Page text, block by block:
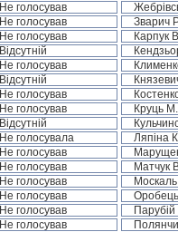
Не голосував
Не голосував Зварич
Не голосував Карпук
Відсутній
Не голосував
Відсутній
Не голосував
Не голосував Круць
Відсутній
Не голосувала Ляпіна
Не голосував
Не голосував Матчук
Не голосував
Не голосував
Не голосував
Не голосував